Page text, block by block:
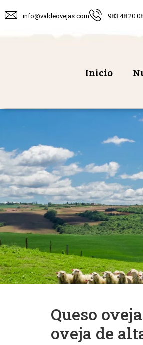
info@valdeovejas.com 983 48 20
Inicio
Queso
oveja de